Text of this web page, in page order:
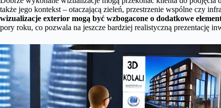
także jego kontekst – otaczającą zieleń, przestrzenie wspólne czy
wizualizacje exterior mogą być wzbogacone o dodatkowe
pory roku, co pozwala na jeszcze bardziej realistyczną prezentację